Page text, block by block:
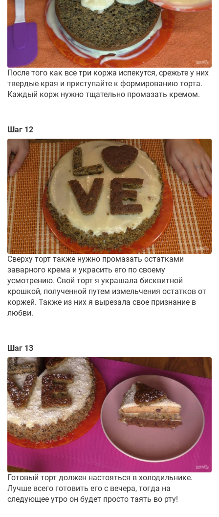
После того как все три коржа испекутся, срежьте у них
твердые края и приступайте к формированию торта.
Каждый корж нужно тщательно промазать кремом.
Шаг 12
Сверху торт также нужно промазать остатками
заварного крема и украсить его по своему
усмотрению. Свой торт я украшала бисквитной
крошкой, полученной путем измельчения остатков от
коржей. Также из них я вырезала свое признание в
любви.
Шаг 13
Готовый торт должен настояться в холодильнике.
Лучше всего готовить его с вечера, тогда на
следующее утро он будет просто таять во рту!